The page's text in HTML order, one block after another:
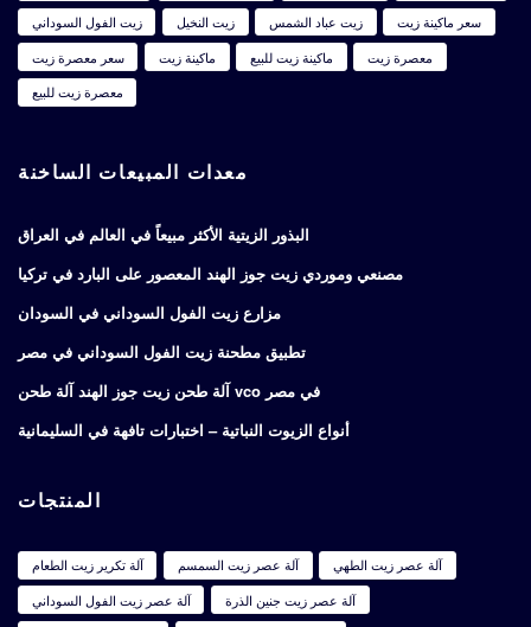
زيت الفول السوداني
زيت النخيل زيت عباد الشمس
سعر ماكينة زيت
سعر معصرة زيت
ماكينة زيت ماكينة زيت للبيع
معصرة زيت
معصرة زيت للبيع
معدات المبيعات الساخنة
البذور الزيتية الأكثر مبيعاً في العالم في العراق
مصنعي وموردي زيت جوز الهند المعصور على البارد في تركيا
مزارع زيت الفول السوداني في السودان
تطبيق مطحنة زيت الفول السوداني في مصر
آلة طحن زيت جوز الهند آلة طحن vco في مصر
أنواع الزيوت النباتية – اختبارات تافهة في السليمانية
المنتجات
آلة تكرير زيت الطعام آلة عصر زيت السمسم
آلة عصر زيت الطهي
آلة عصر زيت الفول السوداني
آلة عصر زيت جنين الذرة